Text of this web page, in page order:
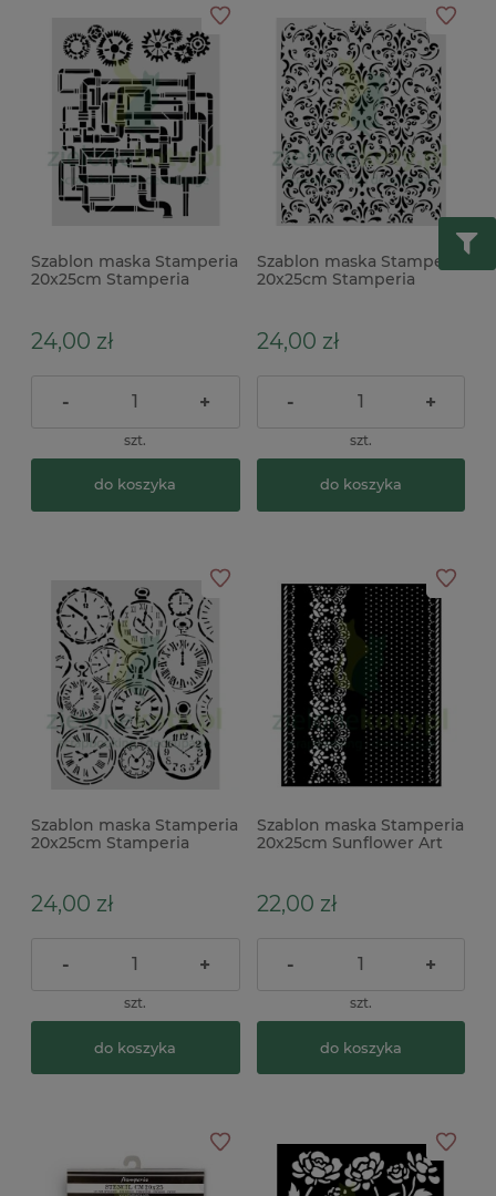
Szablon maska Stamperia
20x25cm Stamperia
24,00 zł
- +
szt.
do koszyka
Szablon maska Stamperia
20x25cm Stamperia
24,00 zł
- +
szt.
do koszyka
Szablon maska Stamperia
20x25cm Stamperia
24,00 zł
- +
szt.
do koszyka
Szablon maska Stamperia
20x25cm Sunflower Art
22,00 zł
- +
szt.
do koszyka